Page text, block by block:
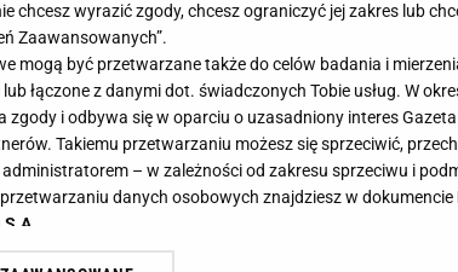
chcesz wyrazić zgody, chcesz ograniczyć jej zakres lub
Zaawansowanych”.
mogą być przetwarzane także do celów badania i
łączone z danymi dot. świadczonych Tobie usług. W
zgody i odbywa się w oparciu o uzasadniony interes
Takiemu przetwarzaniu możesz się sprzeciwić,
administratorem – w zależności od zakresu sprzeciwu i
danych osobowych znajdziesz w dokumencie